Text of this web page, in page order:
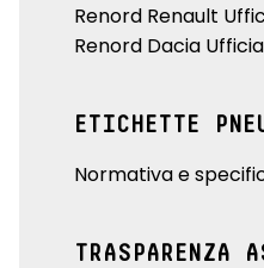
Renord Renault
Renord Dacia
ETICHETTE
Normativa e
TRASPARENZA